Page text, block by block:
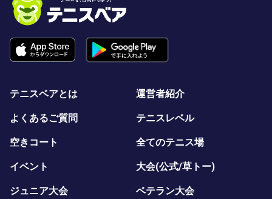
テニスベアとは 運営者紹介
よくあるご質問 テニスレベル
空きコート 全てのテニス場
イベント 大会(公式/草トー)
ジュニア大会 ベテラン大会